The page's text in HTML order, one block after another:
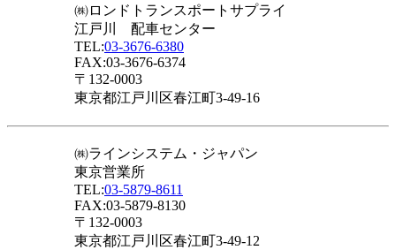
㈱ロンドトランスポートサプライ
江戸川 配車センター
TEL:03-3676-6380
FAX:03-3676-6374
〒132-0003
東京都江戸川区春江町3-49-16
㈱ラインシステム・ジャパン
東京営業所
TEL:03-5879-8611
FAX:03-5879-8130
〒132-0003
東京都江戸川区春江町3-49-12